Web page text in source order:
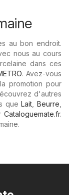
au bon endroit.
nous au cours
dans ces
. Avez-vous
promotion pour
d'autres
queLait ,Beurre
Cataloguemate.fr.